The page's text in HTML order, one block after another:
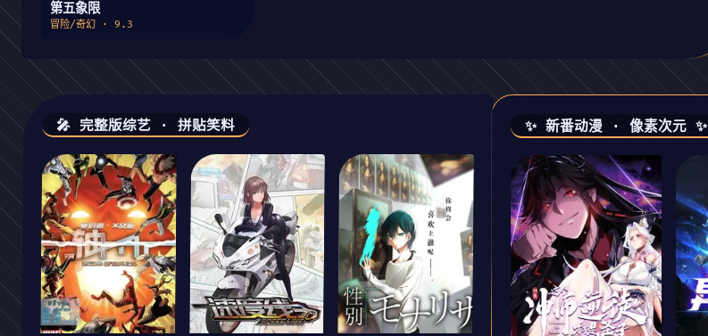
第五象限
冒险/奇幻 · 9.3
🎤 完整版综艺 · 拼贴笑料 ✨ 新番动漫 · 像素次元 ✨